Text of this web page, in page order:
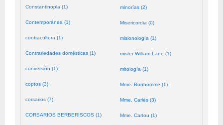
Constantinopla (1)
Contemporánea (1)
contracultura (1)
Contrariedades domésticas (1)
conversión (1)
coptos (3)
corsarios (7)
CORSARIOS BERBERISCOS (1)
minorías (2)
Misericordia (0)
misionología (1)
mister William Lane (1)
mitología (1)
Mme. Bonhomme (1)
Mme. Carlès (3)
Mme. Cartou (1)